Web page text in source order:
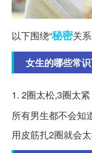
以下围绕“秘密关
女生的哪些常
1. 2圈太松,3圈太
所有男生都不会知
用皮筋扎2圈就会